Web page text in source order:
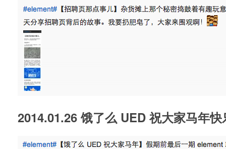
2014.01.26 饿了么 UED 祝大家马年快